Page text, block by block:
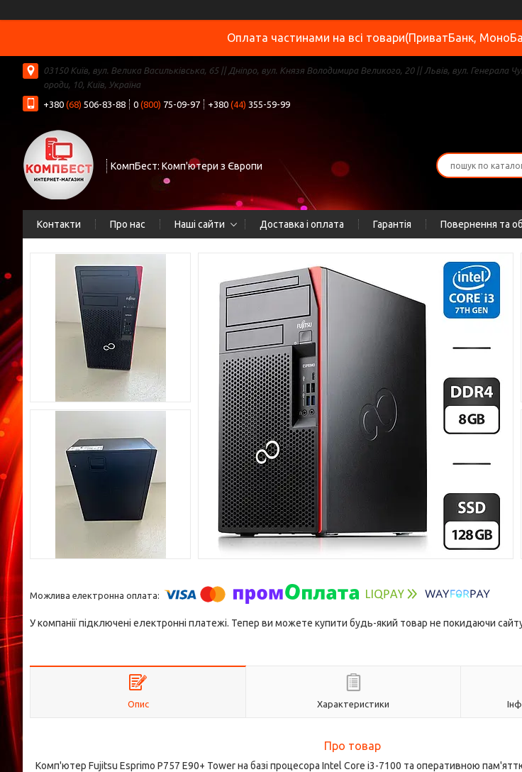
Оплата частинами на всі товари(ПриватБанк,
03150 Київ, вул. Велика Васильківська, 65 || Дніпро, вул. Князя Володимира Великого, 20 || Львів, вул. Генерала
ороди, 10, Київ, Україна
+380 (68) 506-83-88 0 (800) 75-09-97 +380 (44) 355-59-99
КомпБест: Комп'ютери з Європи
Контакти Про нас Наші сайти Доставка і оплата Гарантія Повернення та
У компанії підключені електронні платежі. Тепер ви можете купити будь-який товар не покидаючи
Опис Характеристики
Про товар
Комп'ютер Fujitsu Esprimo P757 E90+ Tower на базі процесора Intel Core i3-7100 та оперативною